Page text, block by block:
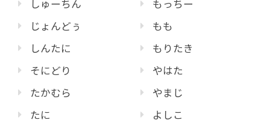
しゅーちん
じょんどぅ
しんたに
そにどり
たかむら
たに
もっちー
もも
もりたき
やはた
やまじ
よしこ